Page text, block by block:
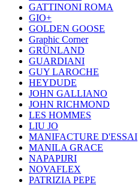
GATTINONI ROMA
GIO+
GOLDEN GOOSE
Graphic Corner
GRÜNLAND
GUARDIANI
GUY LAROCHE
HEYDUDE
JOHN GALLIANO
JOHN RICHMOND
LES HOMMES
LIU JO
MANIFACTURE D'ESSAI
MANILA GRACE
NAPAPIJRI
NOVAFLEX
PATRIZIA PEPE